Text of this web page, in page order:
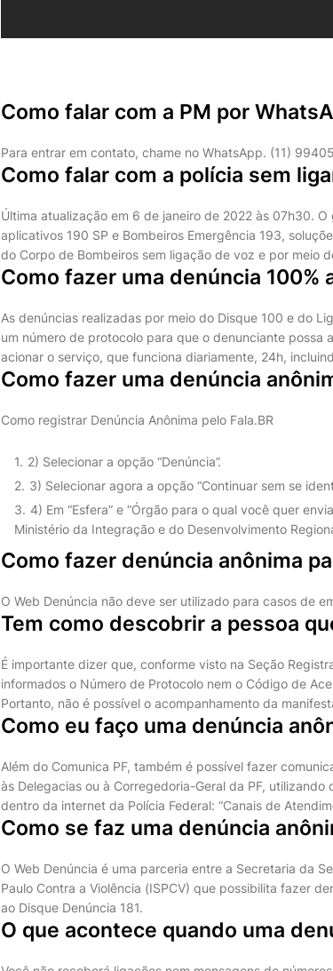
Como falar com a PM por
Para entrar em contato, chame no WhatsApp. (11)
Como falar com a polícia sem
Última atualização em 6 de janeiro de 2022 às 07h30.
aplicativos 190 SP e Bombeiros Emergência 193,
do Corpo de Bombeiros sem ligação de voz e por meio
Como fazer uma denúncia 100%
As denúncias realizadas por meio do Disque 100 e do
um número de protocolo para que o denunciante possa
acionar o serviço, que funciona diariamente, 24h,
Como fazer uma denúncia
Como registrar Denúncia Anônima pelo Fala.BR
2) Selecionar a opção “Denúncia”.
3) Selecionar agora a opção “Continuar sem se
4) Em “Esfera” e “Órgão para o qual você quer
Ministério da Integração e do Desenvolvimento
Como fazer denúncia anônima
O Web Denúncia não deve ser utilizado para casos de
Tem como descobrir a pessoa
É importante dizer que, conforme visto na Seção
informados o Número de Protocolo nem o Código de
Portanto, não é possível o acompanhamento da
Como eu faço uma denúncia
Além do Comunica PF, também é possível fazer
às Delegacias ou à Corregedoria-Geral da PF,
dentro da internet da Polícia Federal: “Canais de
Como se faz uma denúncia
O Web Denúncia é uma parceria entre a Secretaria da
Paulo Contra a Violência (ISPCV) que possibilita fazer
ao Disque Denúncia 181.
O que acontece quando uma